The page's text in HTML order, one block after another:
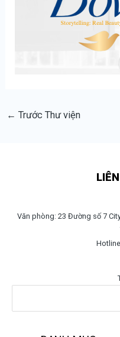
← Trước Thư viện
Văn phòng: 23 Đường số 7